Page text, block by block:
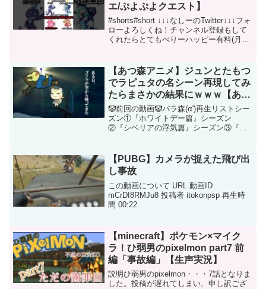
エ/ぷよぷよクエスト】
#shorts#short ↓↓↓なしーのTwitter↓↓↓フォ
ローよろしくね！チャンネル登録もして
くれたらとてもべりーハッピー有料(月額
るサーバー誰でも参加...
【あつ森アニメ】ジュンとたもつ
でラピュタの名シーン再現してみ
たらまさかの結果にｗｗｗ【あつ
まれどうぶつの森】
🤡前回の動画🤡パラ森(α')再生リストシー
ズン①『ホワイトデー篇』シーズン
②『シベリアの浮気篇』シーズン③『悪
ーズ『パラ森(α')』を公開中！！🥺SNS等
もチェッ...
【PUBG】カメラが捉えた飛び出
し事故
この動画について URL 動画ID
mCrDI8RMJu8 投稿者 itokonpsp 再生時
間 00:22
【minecraft】ポケモン×マイク
ラ！ひ弱男のpixelmon part7 前
編「事故編」【生声実況】
説明ひ弱男のpixelmon・・・7話となりま
した。投稿が遅れてしまい、申し訳ござ